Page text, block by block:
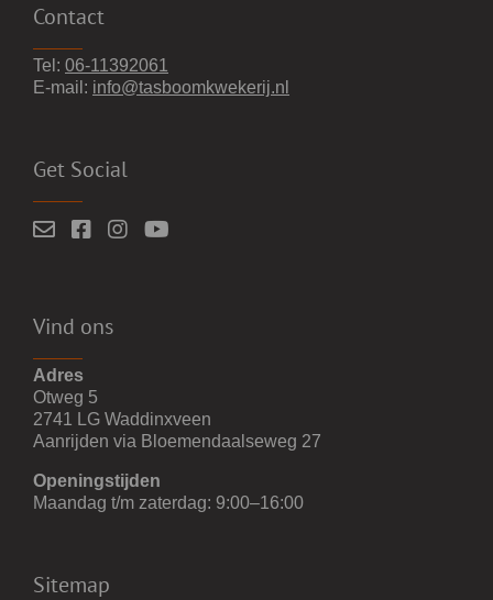
Contact
Tel: 06-11392061
E-mail: info@tasboomkwekerij.nl
Get Social
Vind ons
Adres
Otweg 5
2741 LG Waddinxveen
Aanrijden via Bloemendaalseweg 27
Openingstijden
Maandag t/m zaterdag: 9:00–16:00
Sitemap